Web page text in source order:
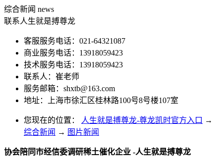
综合新闻 news
联系人生就是搏尊龙
客服服务电话：021-64321087
商业服务电话：13918059423
技术服务电话：13918059423
联系人：崔老师
服务邮箱： shxtb@163.com
地址：上海市徐汇区桂林路100号8号楼107室
您现在的位置： 人生就是搏尊龙-尊龙凯时官方入口 →
综合新闻 → 图片新闻
协会陪同市经信委调研稀土催化企业 -人生就是搏尊龙